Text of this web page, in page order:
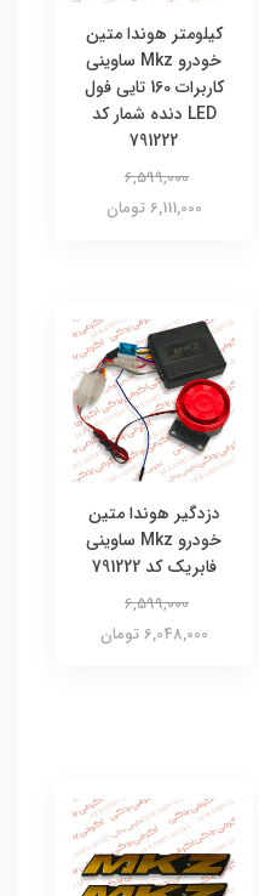
کیلومتر هوندا متین
خودرو Mkz ساوینی
کاربرات 160 تایی فول
LED دنده شمار کد
791222
6,599,000
6,111,000 تومان
دزدگیر هوندا متین
خودرو Mkz ساوینی
فابریک کد 791222
6,599,000
6,048,000 تومان